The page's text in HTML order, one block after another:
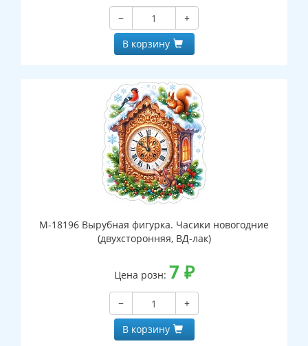
−
+
В корзину
М-18196 Вырубная фигурка. Часики новогодние
(двухсторонняя, ВД-лак)
Цена розн: 7 ₽
−
+
В корзину